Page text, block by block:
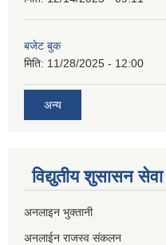
बजेट बुक
मिति: 11/28/2025 - 12:00
अन्य
विद्युतीय शुसासन सेवा
अनलाइन भुक्तानी
अनलाईन राजस्व संकलन